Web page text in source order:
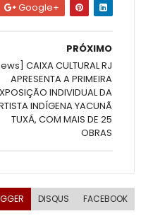
Google+
PRÓXIMO
CAIXA CULTURAL RJ
APRESENTA A PRIMEIRA
INDIVIDUAL DA
INDÍGENA YACUNÃ
TUXÁ, COM MAIS DE 25
OBRAS
DISQUS FACEBOOK